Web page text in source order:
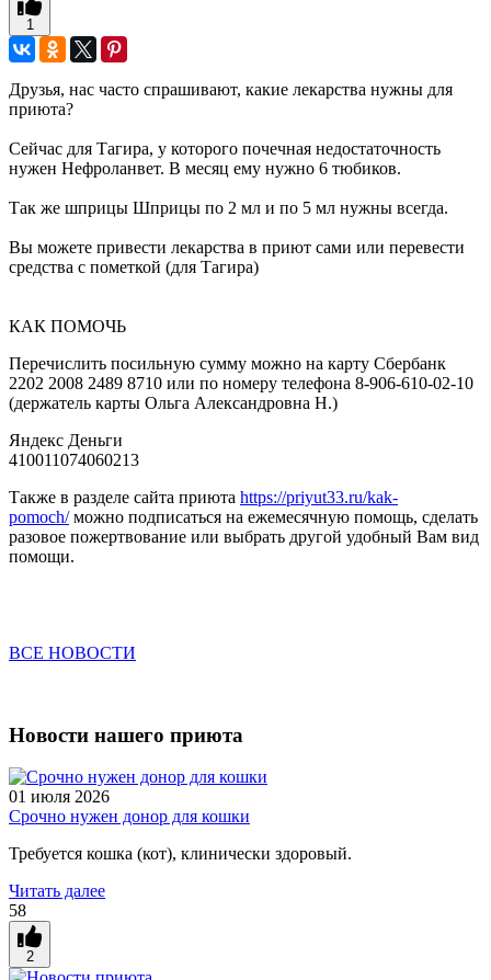
1
Друзья, нас часто спрашивают, какие лекарства нужны для
приюта?
Сейчас для Тагира, у которого почечная недостаточность
нужен Нефроланвет. В месяц ему нужно 6 тюбиков.
Так же шприцы Шприцы по 2 мл и по 5 мл нужны всегда.
Вы можете привести лекарства в приют сами или перевести
средства с пометкой (для Тагира)
КАК ПОМОЧЬ
Перечислить посильную сумму можно на карту Сбербанк
2202 2008 2489 8710 или по номеру телефона 8-906-610-02-10
(держатель карты Ольга Александровна Н.)
Яндекс Деньги
410011074060213
Также в разделе сайта приюта https://priyut33.ru/kak-
pomoch/можно подписаться на ежемесячную помощь, сделать
разовое пожертвование или выбрать другой удобный Вам вид
помощи.
ВСЕ НОВОСТИ
Новости нашего приюта
01 июля 2026
Срочно нужен донор для кошки
Требуется кошка (кот), клинически здоровый.
Читать далее
58
2